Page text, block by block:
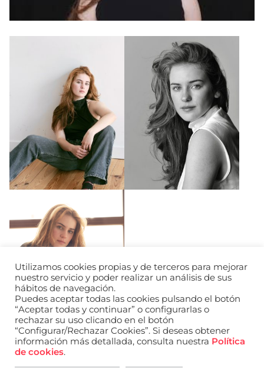
Utilizamos cookies propias y de terceros para mejorar
nuestro servicio y poder realizar un análisis de sus
hábitos de navegación.
Puedes aceptar todas las cookies pulsando el botón
“Aceptar todas y continuar” o configurarlas o
rechazar su uso clicando en el botón
“Configurar/Rechazar Cookies”. Si deseas obtener
información más detallada, consulta nuestra Política
de cookies.